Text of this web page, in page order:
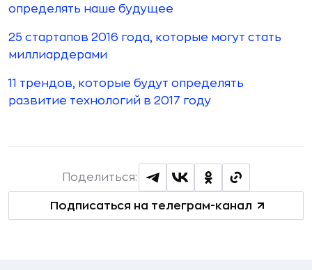
определять наше будущее
25 стартапов 2016 года, которые могут стать
миллиардерами
11 трендов, которые будут определять
развитие технологий в 2017 году
Подписаться на телеграм-канал
Поделиться: